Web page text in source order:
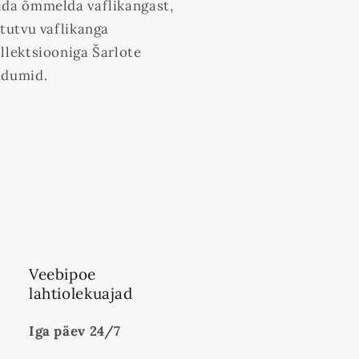
õmmelda vaflikangast,
vaflikanga
Šarlote
Veebipoe
lahtiolekuajad
Iga päev 24/7